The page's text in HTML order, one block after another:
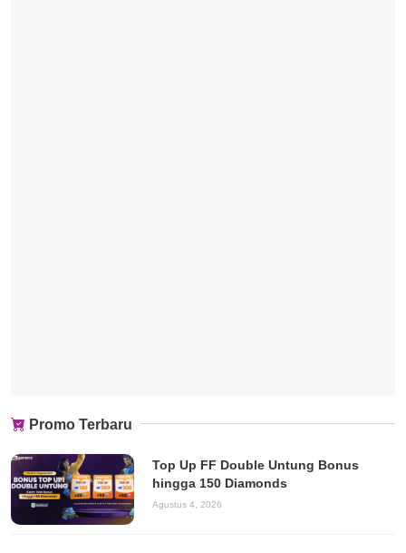
Promo Terbaru
Top Up FF Double Untung Bonus
hingga 150 Diamonds
Agustus 4, 2026